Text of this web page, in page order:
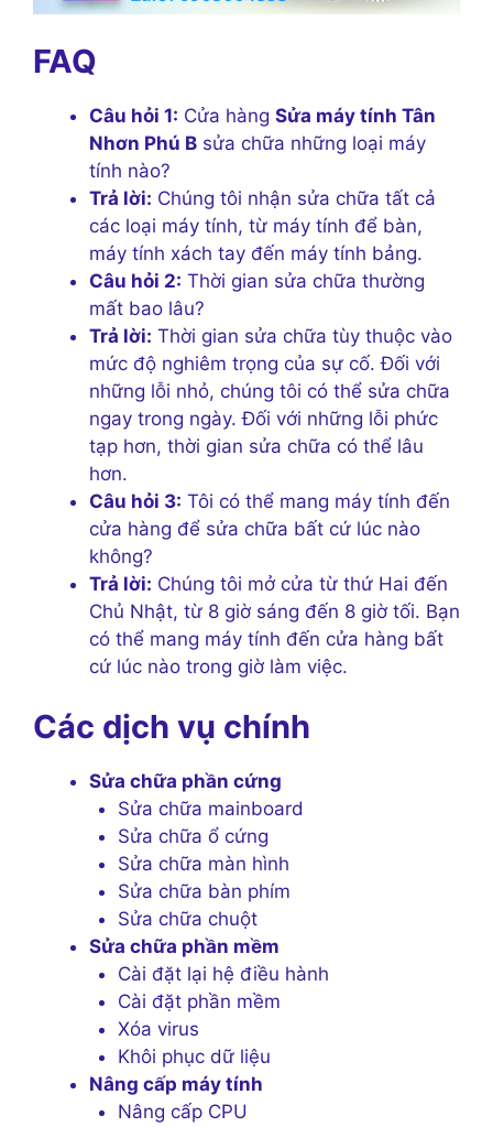
FAQ
Câu hỏi 1: Cửa hàng Sửa máy tính Tân
Nhơn Phú B sửa chữa những loại máy
tính nào?
Trả lời: Chúng tôi nhận sửa chữa tất cả
các loại máy tính, từ máy tính để bàn,
máy tính xách tay đến máy tính bảng.
Câu hỏi 2: Thời gian sửa chữa thường
mất bao lâu?
Trả lời: Thời gian sửa chữa tùy thuộc vào
mức độ nghiêm trọng của sự cố. Đối với
những lỗi nhỏ, chúng tôi có thể sửa chữa
ngay trong ngày. Đối với những lỗi phức
tạp hơn, thời gian sửa chữa có thể lâu
hơn.
Câu hỏi 3: Tôi có thể mang máy tính đến
cửa hàng để sửa chữa bất cứ lúc nào
không?
Trả lời: Chúng tôi mở cửa từ thứ Hai đến
Chủ Nhật, từ 8 giờ sáng đến 8 giờ tối. Bạn
có thể mang máy tính đến cửa hàng bất
cứ lúc nào trong giờ làm việc.
Các dịch vụ chính
Sửa chữa phần cứng
Sửa chữa mainboard
Sửa chữa ổ cứng
Sửa chữa màn hình
Sửa chữa bàn phím
Sửa chữa chuột
Sửa chữa phần mềm
Cài đặt lại hệ điều hành
Cài đặt phần mềm
Xóa virus
Khôi phục dữ liệu
Nâng cấp máy tính
Nâng cấp CPU